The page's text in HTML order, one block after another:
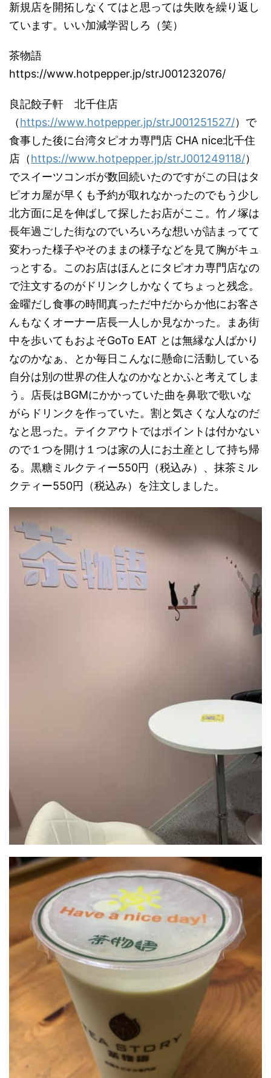
新規店を開拓しなくてはと思っては失敗を繰り返し
ています。いい加減学習しろ（笑）
茶物語
https://www.hotpepper.jp/strJ001232076/
良記餃子軒 北千住店
（https://www.hotpepper.jp/strJ001251527/）で
食事した後に台湾タピオカ専門店 CHA nice北千住
店（https://www.hotpepper.jp/strJ001249118/）
でスイーツコンボが数回続いたのですがこの日はタ
ピオカ屋が早くも予約が取れなかったのでもう少し
北方面に足を伸ばして探したお店がここ。竹ノ塚は
長年過ごした街なのでいろいろな想いが詰まってて
変わった様子やそのままの様子などを見て胸がキュ
っとする。このお店はほんとにタピオカ専門店なの
で注文するのがドリンクしかなくてちょっと残念。
金曜だし食事の時間真っただ中だからか他にお客さ
んもなくオーナー店長一人しか見なかった。まあ街
中を歩いてもおよそGoTo EAT とは無縁な人ばかり
なのかなぁ、とか毎日こんなに懸命に活動している
自分は別の世界の住人なのかなとかふと考えてしま
う。店長はBGMにかかっていた曲を鼻歌で歌いな
がらドリンクを作っていた。割と気さくな人なのだ
なと思った。テイクアウトではポイントは付かない
ので１つを開け１つは家の人にお土産として持ち帰
る。黒糖ミルクティー550円（税込み）、抹茶ミル
クティー550円（税込み）を注文しました。